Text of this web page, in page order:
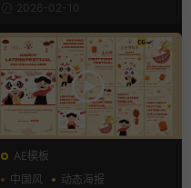
2026-02-10
AE模板
中国风
动态海报